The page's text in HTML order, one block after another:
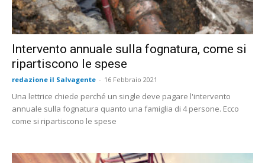
Intervento annuale sulla fognatura, come si
ripartiscono le spese
redazione il Salvagente - 16 Febbraio 2021
Una lettrice chiede perché un single deve pagare l'intervento
annuale sulla fognatura quanto una famiglia di 4 persone. Ecco
come si ripartiscono le spese